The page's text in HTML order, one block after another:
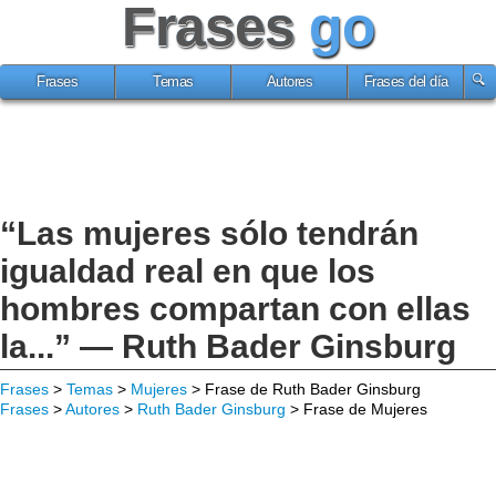
Frases go
Frases Temas Autores Frases del día
“Las mujeres sólo tendrán
igualdad real en que los
hombres compartan con ellas
la...” — Ruth Bader Ginsburg
Frases > Temas > Mujeres > Frase de Ruth Bader Ginsburg
Frases >Autores > Ruth Bader Ginsburg > Frase de Mujeres